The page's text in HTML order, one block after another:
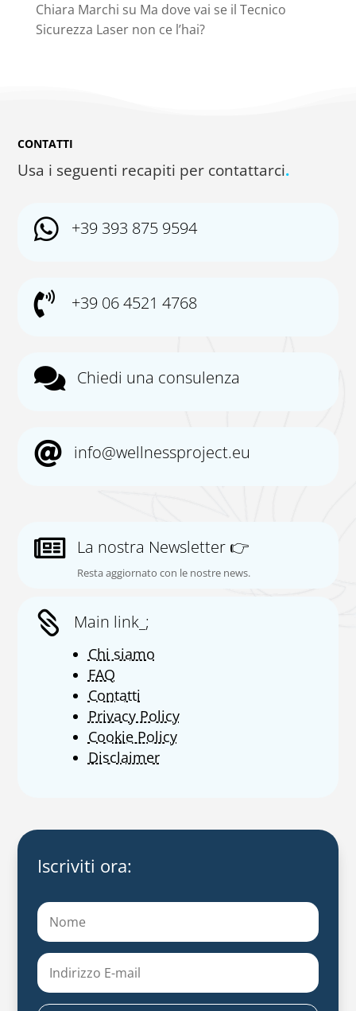
Chiara Marchi su Ma dove vai se il Tecnico
Sicurezza Laser non ce l’hai?
CONTATTI
Usa i seguenti recapiti per contattarci.
 +39 393 875 9594
 +39 06 4521 4768
 Chiedi una consulenza
 info@wellnessproject.eu
 La nostra Newsletter 👉
Resta aggiornato con le nostre news.
 Main link_;
Chi siamo
FAQ
Contatti
Privacy Policy
Cookie Policy
Disclaimer
Iscriviti ora: